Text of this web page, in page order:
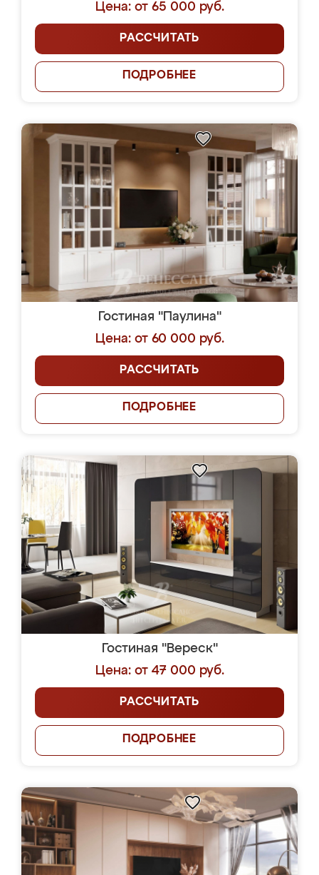
Цена: от 65 000 руб.
РАССЧИТАТЬ
ПОДРОБНЕЕ
Гостиная "Паулина"
Цена: от 60 000 руб.
РАССЧИТАТЬ
ПОДРОБНЕЕ
Гостиная "Вереск"
Цена: от 47 000 руб.
РАССЧИТАТЬ
ПОДРОБНЕЕ